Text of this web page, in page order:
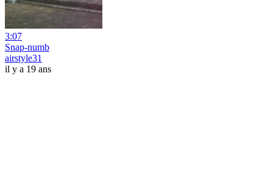
3:07
Snap-numb
airstyle31
il y a 19 ans